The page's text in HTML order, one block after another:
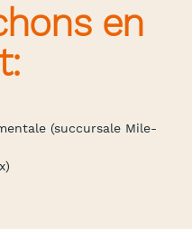
en
(succursale Mile-